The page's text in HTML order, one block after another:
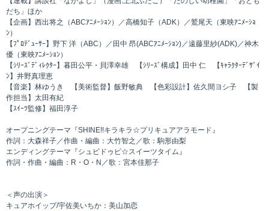
だち」ほか
【企画】西出将之（ABCｱﾆﾒｰｼｮﾝ）／高橋知子（ADK）／鷲尾天（東映ｱﾆﾒｰｼｮ
ﾝ）
【ﾌﾟﾛﾃﾞｭｰｻｰ】野下 洋（ABC）／田中 昂(ABCｱﾆﾒｰｼｮﾝ)／遠藤里紗(ADK)／神木
優（東映ｱﾆﾒｰｼｮﾝ）
【ｼﾘｰｽﾞﾃﾞｨﾚｸﾀｰ】暮田公平・貝澤幸雄 【ｼﾘｰｽﾞ構成】田中 仁 【ｷｬﾗｸﾀｰﾃﾞｻﾞｲ
ﾝ】井野真理恵
【音楽】林ゆうき 【美術監督】飯野敏典 【色彩設計】佐久間ヨシ子 【製
作担当】太田有紀
【ｽｲｰﾂ監修】福田淳子
オープニングテーマ『SHINE!!キラキラ☆プリキュアアラモード』
作詞：大森祥子／作曲・編曲：大竹智之／歌：駒形由梨
エンディングテーマ『シュビドゥビ☆スイーツタイム』
作詞・作曲・編曲：R・O・N／歌：宮本佳那子
＜声の出演＞
キュアホイップ/宇佐美いちか：美山加恋